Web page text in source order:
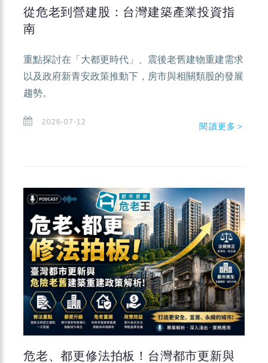
從危老到營建股：台灣建築產業投資指
南
重點探討在「大都更時代」、震後老舊建物重建需求
以及政府新青安政策推動下，房市與相關類股的發展
趨勢。
2026-07-12 閱讀更多＞
危老、都更修法拍板！台灣都市更新與